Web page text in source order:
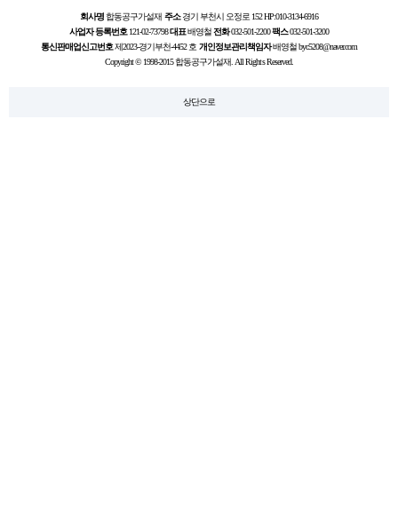
회사명합동공구가설재 주소경기 부천시 오정로 152 HP:010-3134-6916
사업자 등록번호121-02-73798대표배영철전화032-501-2200팩스032-501-3200
통신판매업신고번호제2023-경기부천-4452 호 개인정보관리책임자배영철 byc5208@naver.com
Copyright © 1998-2015 합동공구가설재. All Rights Reserved.
상단으로